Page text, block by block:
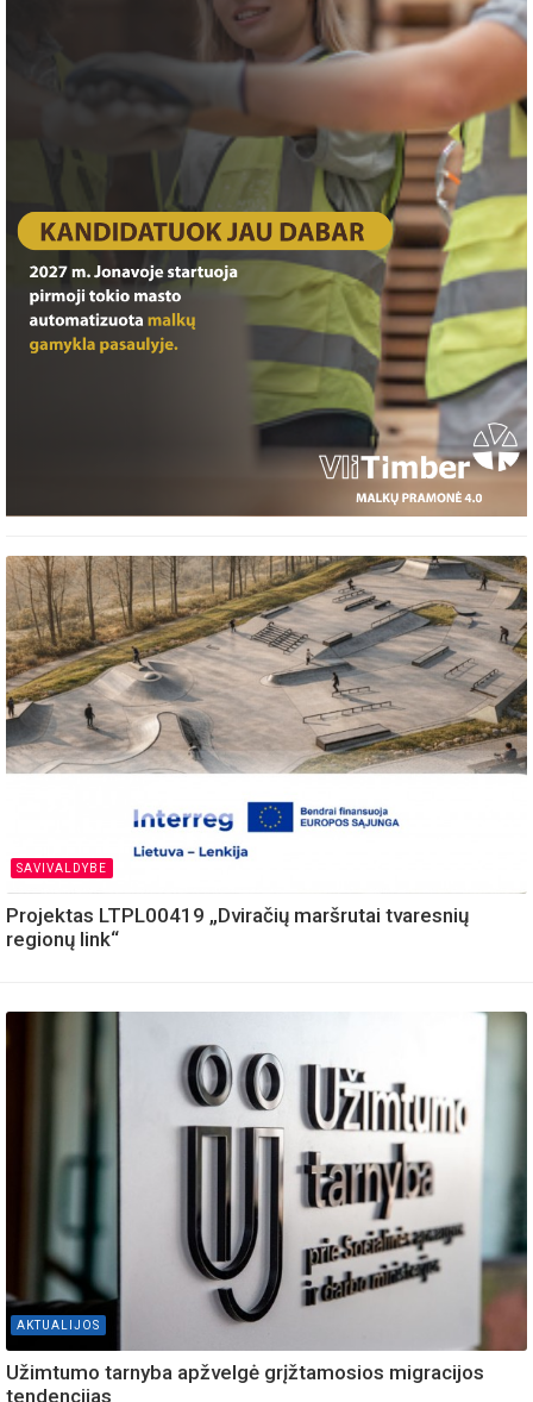
SAVIVALDYBE
Projektas LTPL00419 „Dviračių maršrutai tvaresnių
regionų link“
AKTUALIJOS
Užimtumo tarnyba apžvelgė grįžtamosios migracijos
tendencijas